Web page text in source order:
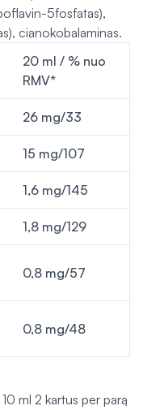
5fosfatas),
cianokobalaminas.
20 ml / % nuo
RMV*
26 mg/33
15 mg/107
1,6 mg/145
1,8 mg/129
0,8 mg/57
0,8 mg/48
ml 2 kartus per parą